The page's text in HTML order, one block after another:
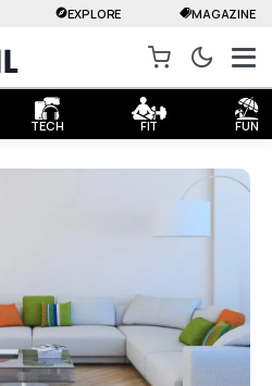
TECH FIT FUN
EXPLORE MAGAZINE